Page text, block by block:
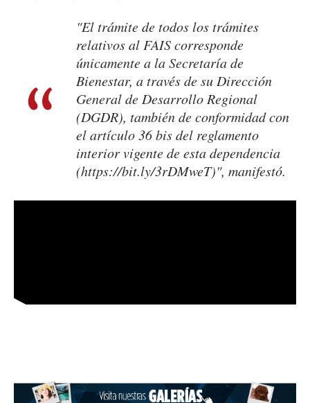
"El trámite de todos los trámites
relativos al FAIS corresponde
únicamente a la Secretaría de
Bienestar, a través de su Dirección
General de Desarrollo Regional
(DGDR), también de conformidad con
el artículo 36 bis del reglamento
interior vigente de esta dependencia
(https://bit.ly/3rDMweT)", manifestó.